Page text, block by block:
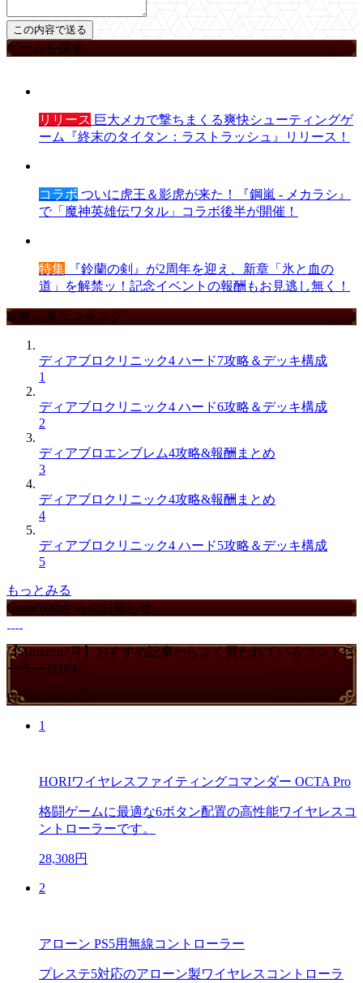
ゲームを探す
リリース 巨大メカで撃ちまくる爽快シューティングゲ
ーム『終末のタイタン：ラストラッシュ』リリース！
コラボ ついに虎王＆影虎が来た！『鋼嵐 - メカラシ』
で「魔神英雄伝ワタル」コラボ後半が開催！
特集 『鈴蘭の剣』が2周年を迎え、新章「氷と血の
道」を解禁ッ！記念イベントの報酬もお見逃し無く！
攻略記事ランキング
ディアブロクリニック4 ハード7攻略＆デッキ構成
1
ディアブロクリニック4 ハード6攻略＆デッキ構成
2
ディアブロエンブレム4攻略&報酬まとめ
3
ディアブロクリニック4攻略&報酬まとめ
4
ディアブロクリニック4 ハード5攻略＆デッキ構成
5
もっとみる
GameWithからのお知らせ
【Amazon7月】おすすめ記事からよく買われているコントロ
ーラーTOP4
PR
1
HORIワイヤレスファイティングコマンダー OCTA Pro
格闘ゲームに最適な6ボタン配置の高性能ワイヤレスコ
ントローラーです。
28,308円
2
アローン PS5用無線コントローラー
プレステ5対応のアローン製ワイヤレスコントローラ